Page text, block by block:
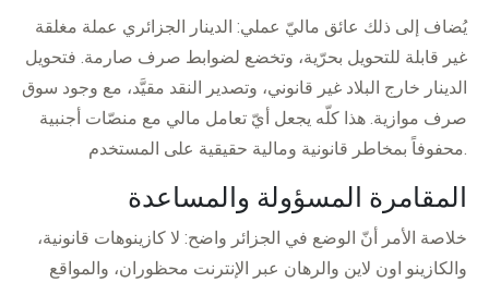
يُضاف إلى ذلك عائق ماليّ عملي: الدينار الجزائري عملة مغلقة
غير قابلة للتحويل بحرّية، وتخضع لضوابط صرف صارمة. فتحويل
الدينار خارج البلاد غير قانوني، وتصدير النقد مقيَّد، مع وجود سوق
صرف موازية. هذا كلّه يجعل أيّ تعامل مالي مع منصّات أجنبية
محفوفاً بمخاطر قانونية ومالية حقيقية على المستخدم.
المقامرة المسؤولة والمساعدة
خلاصة الأمر أنّ الوضع في الجزائر واضح: لا كازينوهات قانونية،
والكازينو اون لاين والرهان عبر الإنترنت محظوران، والمواقع